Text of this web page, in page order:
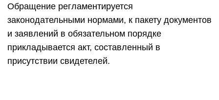
Обращение регламентируется
законодательными нормами, к пакету документов
и заявлений в обязательном порядке
прикладывается акт, составленный в
присутствии свидетелей.